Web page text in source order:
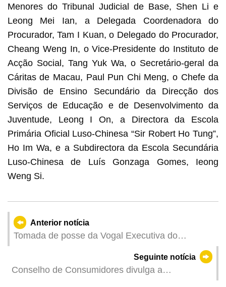
Menores do Tribunal Judicial de Base, Shen Li e
Leong Mei Ian, a Delegada Coordenadora do
Procurador, Tam I Kuan, o Delegado do Procurador,
Cheang Weng In, o Vice-Presidente do Instituto de
Acção Social, Tang Yuk Wa, o Secretário-geral da
Cáritas de Macau, Paul Pun Chi Meng, o Chefe da
Divisão de Ensino Secundário da Direcção dos
Serviços de Educação e de Desenvolvimento da
Juventude, Leong I On, a Directora da Escola
Primária Oficial Luso-Chinesa “Sir Robert Ho Tung”,
Ho Im Wa, e a Subdirectora da Escola Secundária
Luso-Chinesa de Luís Gonzaga Gomes, Ieong
Weng Si.
Anterior notícia
Tomada de posse da Vogal Executiva do
Conselho de Administração do IPIM, Wong Yee
Seguinte notícia
Conselho de Consumidores divulga a